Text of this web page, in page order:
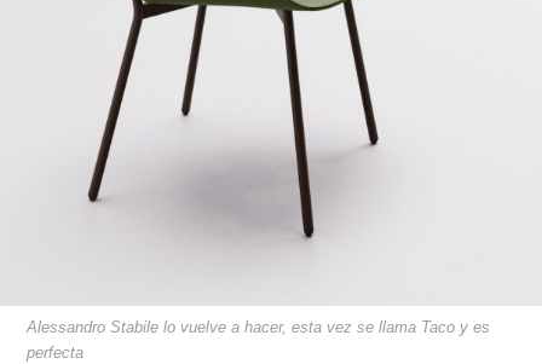
Alessandro Stabile lo vuelve a hacer, esta vez se llama Taco y es
perfecta